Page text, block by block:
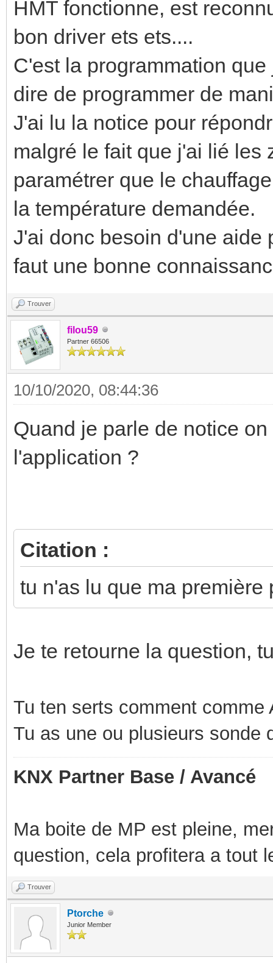
HMT fonctionne, est
bon driver ets ets....
C'est la programmation
dire de programmer de
J'ai lu la notice pour
malgré le fait que j'ai lié les
paramétrer que le
la température demandée.
J'ai donc besoin d'une aide
faut une bonne
Trouver
filou59
Partner 66506
10/10/2020, 08:44:36
Quand je parle de notice
l'application ?
Citation :
tu n'as lu que ma première
Je te retourne la question,
Tu ten serts comment comme
Tu as une ou plusieurs sonde
KNX Partner Base / Avancé
Ma boite de MP est pleine,
question, cela profitera a tout
Trouver
Ptorche
Junior Member